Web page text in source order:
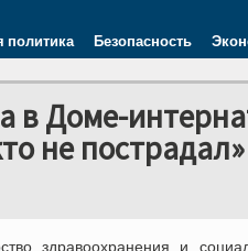
Безопасность
в Доме-
не пострадал»
здравоохранения и